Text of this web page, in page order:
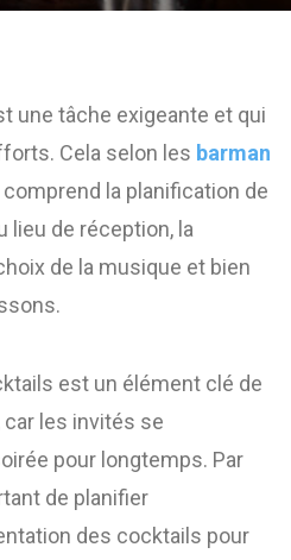
une tâche exigeante et qui
Cela selon les barman
comprend la planification de
lieu de réception, la
de la musique et bien
est un élément clé de
car les invités se
pour longtemps. Par
de planifier
des cocktails pour